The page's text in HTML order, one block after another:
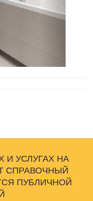
УСЛУГАХ НА
СПРАВОЧНЫЙ
ПУБЛИЧНОЙ